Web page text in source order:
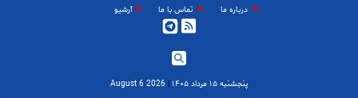
درباره ما تماس با ما آرشیو
پنجشنبه ۱۵ مرداد ۱۴۰۵ |
2026 August 6